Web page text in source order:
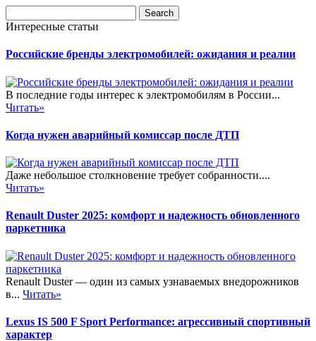
Интересные статьи
Российские бренды электромобилей: ожидания и реалии
В последние годы интерес к электромобилям в России...
Читать»
Когда нужен аварийный комиссар после ДТП
Даже небольшое столкновение требует собранности....
Читать»
Renault Duster 2025: комфорт и надежность обновленного
паркетника
Renault Duster — один из самых узнаваемых внедорожников
в... Читать»
Lexus IS 500 F Sport Performance: агрессивный спортивный
характер